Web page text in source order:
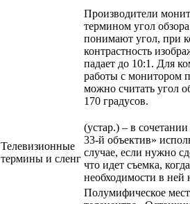
Производители
термином угол
понимают угол, при
контрастность
падает до 10:1. Для
работы с монитором
можно считать угол
170 градусов.
Телевизионные
термины и сленг
(устар.) – в
33-й объектив»
случае, если нужно
что идет съемка,
необходимости в ней
Полумифическое